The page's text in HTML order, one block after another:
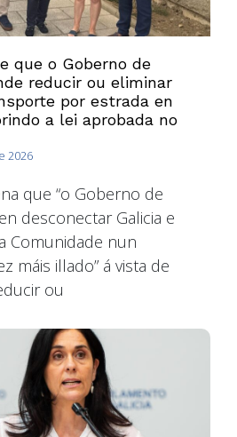
que o Goberno de
reducir ou eliminar
por estrada en
a lei aprobada no
2026
que “o Goberno de
desconectar Galicia e
Comunidade nun
máis illado” á vista de
ou